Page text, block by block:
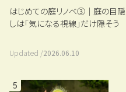
はじめての庭リノベ③｜庭の目隠
しは「気になる視線」だけ隠そう
Updated /2026.06.10
5